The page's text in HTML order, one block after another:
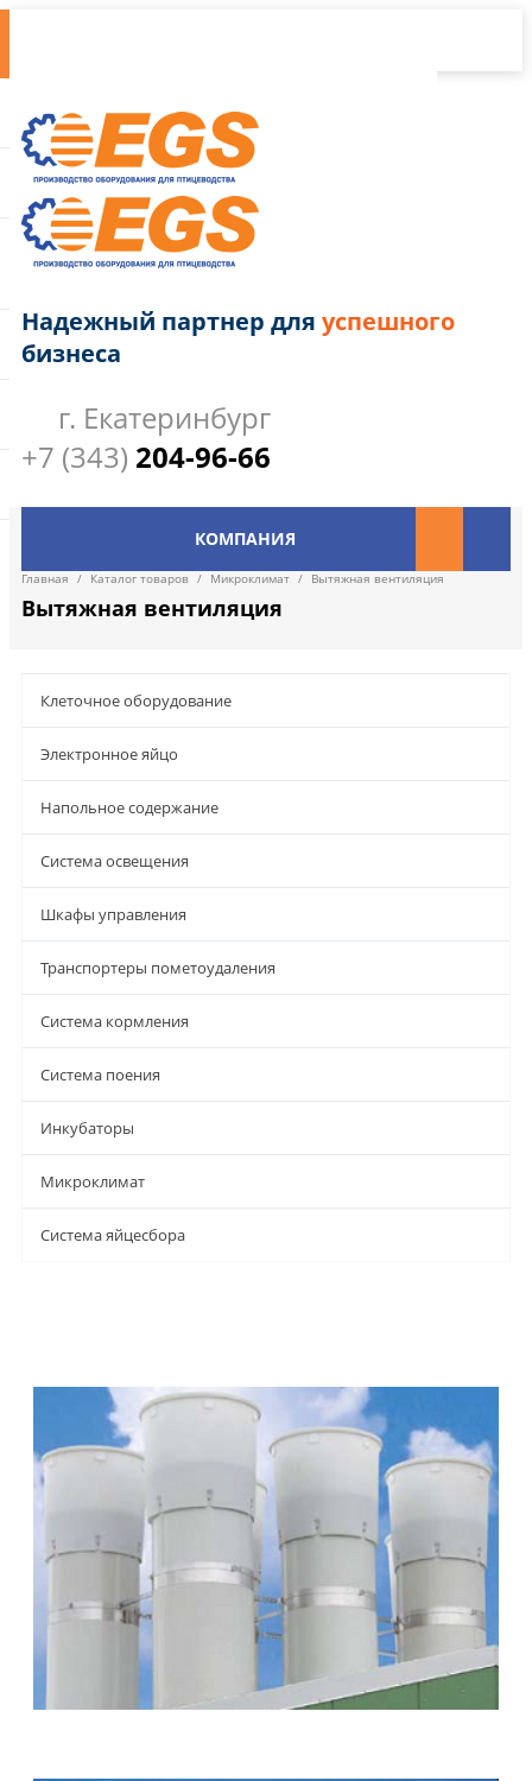
Надежный партнер для успешного
бизнеса
г. Екатеринбург
+7 (343) 204-96-66
КОМПАНИЯ
Главная / Каталог товаров / Микроклимат / Вытяжная вентиляция
Вытяжная вентиляция
Клеточное оборудование
Электронное яйцо
Напольное содержание
Система освещения
Шкафы управления
Транспортеры пометоудаления
Система кормления
Система поения
Инкубаторы
Микроклимат
Система яйцесбора